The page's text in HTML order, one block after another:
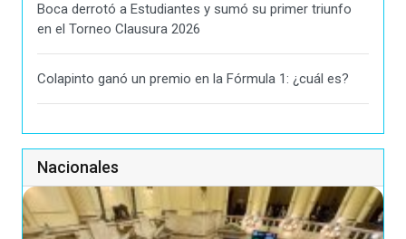
Boca derrotó a Estudiantes y sumó su primer triunfo
en el Torneo Clausura 2026
Colapinto ganó un premio en la Fórmula 1: ¿cuál es?
Nacionales